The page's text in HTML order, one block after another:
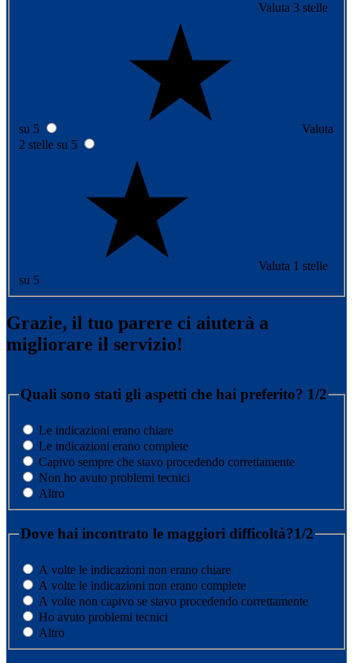
Valuta 3 stelle
su 5
Valuta
2 stelle su 5
Valuta 1 stelle
su 5
Grazie, il tuo parere ci aiuterà a
migliorare il servizio!
Quali sono stati gli aspetti che hai preferito? 1/2
Le indicazioni erano chiare
Le indicazioni erano complete
Capivo sempre che stavo procedendo correttamente
Non ho avuto problemi tecnici
Altro
Dove hai incontrato le maggiori difficoltà?1/2
A volte le indicazioni non erano chiare
A volte le indicazioni non erano complete
A volte non capivo se stavo procedendo correttamente
Ho avuto problemi tecnici
Altro